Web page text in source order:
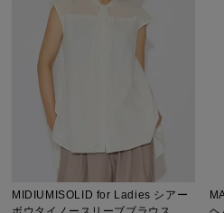
MIDIUMISOLID for Ladies シアー